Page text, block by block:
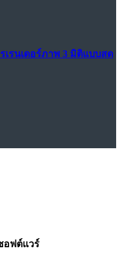
เรนเดอร์ภาพ 3 มิติแบบสด
อฟต์แวร์